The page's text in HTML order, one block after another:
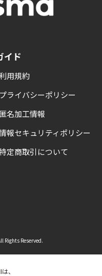
イド
用規約
プライバシーポリシー
匿名加工情報
報セキュリティポリシー
定商取引について
Rights Reserved.
、